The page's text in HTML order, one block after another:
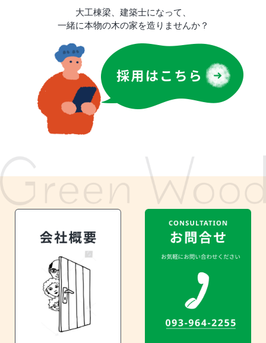
大工棟梁、建築士になって、
一緒に本物の木の家を造りませんか？